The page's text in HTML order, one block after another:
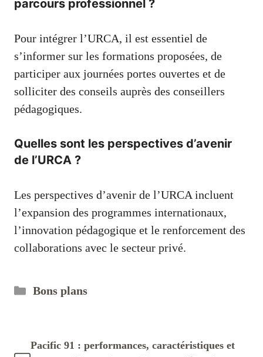
parcours professionnel ?
Pour intégrer l’URCA, il est essentiel de
s’informer sur les formations proposées, de
participer aux journées portes ouvertes et de
solliciter des conseils auprès des conseillers
pédagogiques.
Quelles sont les perspectives d’avenir
de l’URCA ?
Les perspectives d’avenir de l’URCA incluent
l’expansion des programmes internationaux,
l’innovation pédagogique et le renforcement des
collaborations avec le secteur privé.
Catégories
Bons plans
Pacific 91 : performances, caractéristiques et